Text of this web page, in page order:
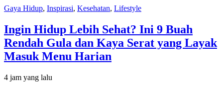
Gaya Hidup, Inspirasi, Kesehatan, Lifestyle
Ingin Hidup Lebih Sehat? Ini 9 Buah
Rendah Gula dan Kaya Serat yang Layak
Masuk Menu Harian
4 jam yang lalu